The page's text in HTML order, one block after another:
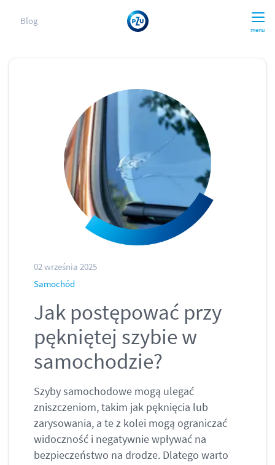
menu
Blog
02 września 2025
Samochód
Jak postępować przy
pękniętej szybie w
samochodzie?
Szyby samochodowe mogą ulegać
zniszczeniom, takim jak pęknięcia lub
zarysowania, a te z kolei mogą ograniczać
widoczność i negatywnie wpływać na
bezpieczeństwo na drodze. Dlatego warto